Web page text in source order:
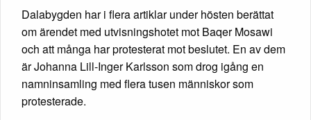
Dalabygden har i flera artiklar under hösten berättat
om ärendet med utvisningshotet mot Baqer Mosawi
och att många har protesterat mot beslutet. En av dem
är Johanna Lill-Inger Karlsson som drog igång en
namninsamling med flera tusen människor som
protesterade.